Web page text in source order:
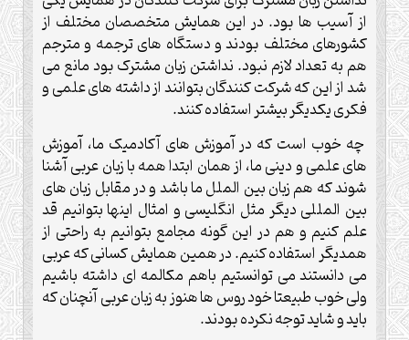
از آسیب ها بود. در این همایش متخصصان مختلف از
کشورهای مختلف بودند و دستگاه های ترجمه و مترجم
هم به تعداد لازم نبود. نداشتن زبان مشترک بود مانع می
شد از این که شرکت کنندگان بتوانند از داشته های علمی و
فکری یکدیگر بیشتر استفاده کنند.
چه خوب است که در آموزش های آکادمیک ما، آموزش
های علمی و دینی ما، از همان ابتدا همه با زبان عربی آشنا
شوند که هم زبان بین الملل ما باشد و در مقابل زبان های
بین المللی دیگر مثل انگلیسی و امثال اینها بتوانیم قد
علم کنیم و هم در این گونه مجامع بتوانیم به راحتی از
همدیگر استفاده کنیم. در همین همایش کسانی که عربی
می دانستند می توانستیم باهم مکالمه ای داشته باشیم
ولی خوب طبیعتا خود روس ها هنوز به زبان عربی آنچنان که
باید و شاید توجه نکرده بودند.